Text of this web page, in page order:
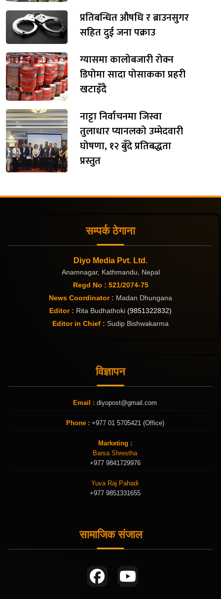
प्रतिबन्धित औषधि र ब्राउनसुगर
सहित दुई जना पक्राउ
ग्यासमा कालोबजारी रोक्न
डिपोमा सादा पोसाकका प्रहरी
खटाइँदै
नाट्टा निर्वाचनमा जिस्वा
तुलाधार प्यानलको उम्मेदवारी
घोषणा, १२ बुँदे प्रतिबद्धता
प्रस्तुत
सम्पर्क ठेगाना
Diyo Media Pvt. Ltd.
Anamnagar, Kathmandu, Nepal
Regd No : 521/2074-75
News Coordinator : Madan Dhungana
Editor : Rita Budhathoki (9851322832)
Editor in Chief : Sudip Bishwakarma
विज्ञापन
Email : diyopost@gmail.com
Phone : +977 01 5705421 (Office)
Marketing :
Barsa Shrestha
+977 9841729976
Yuva Raj Pahadi
+977 9851331655
सामाजिक संजाल